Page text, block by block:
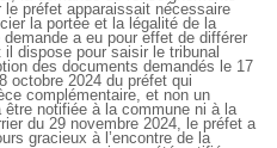
préfet apparaissait nécessaire
la portée et la légalité de la
a eu pour effet de différer
dispose pour saisir le tribunal
des documents demandés le 17
octobre 2024 du préfet qui
complémentaire, et non un
être notifiée à la commune ni à la
du 29 novembre 2024, le préfet a
gracieux à l’encontre de la